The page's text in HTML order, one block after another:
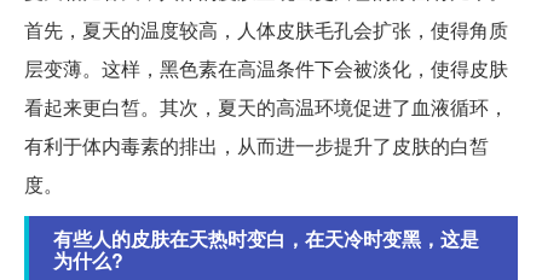
首先，夏天的温度较高，人体皮肤毛孔会扩张，使得角质
层变薄。这样，黑色素在高温条件下会被淡化，使得皮肤
看起来更白皙。其次，夏天的高温环境促进了血液循环，
有利于体内毒素的排出，从而进一步提升了皮肤的白皙
度。
有些人的皮肤在天热时变白，在天冷时变黑，这是
为什么?